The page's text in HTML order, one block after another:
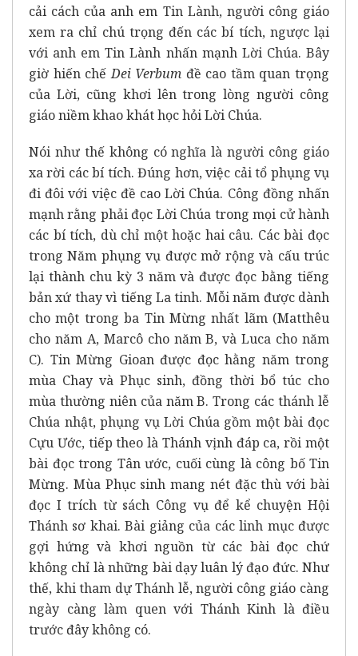
cải cách của anh em Tin Lành, người công giáo
xem ra chỉ chú trọng đến các bí tích, ngược lại
với anh em Tin Lành nhấn mạnh Lời Chúa. Bây
giờ hiến chếDei Verbum đề cao tầm quan trọng
của Lời, cũng khơi lên trong lòng người công
giáo niềm khao khát học hỏi Lời Chúa.
Nói như thế không có nghĩa là người công giáo
xa rời các bí tích. Đúng hơn, việc cải tổ phụng vụ
đi đôi với việc đề cao Lời Chúa. Công đồng nhấn
mạnh rằng phải đọc Lời Chúa trong mọi cử hành
các bí tích, dù chỉ một hoặc hai câu. Các bài đọc
trong Năm phụng vụ được mở rộng và cấu trúc
lại thành chu kỳ 3 năm và được đọc bằng tiếng
bản xứ thay vì tiếng La tinh. Mỗi năm được dành
cho một trong ba Tin Mừng nhất lãm (Matthêu
cho năm A, Marcô cho năm B, và Luca cho năm
C). Tin Mừng Gioan được đọc hằng năm trong
mùa Chay và Phục sinh, đồng thời bổ túc cho
mùa thường niên của năm B. Trong các thánh lễ
Chúa nhật, phụng vụ Lời Chúa gồm một bài đọc
Cựu Ước, tiếp theo là Thánh vịnh đáp ca, rồi một
bài đọc trong Tân ước, cuối cùng là công bố Tin
Mừng. Mùa Phục sinh mang nét đặc thù với bài
đọc I trích từ sách Công vụ để kể chuyện Hội
Thánh sơ khai. Bài giảng của các linh mục được
gợi hứng và khơi nguồn từ các bài đọc chứ
không chỉ là những bài dạy luân lý đạo đức. Như
thế, khi tham dự Thánh lễ, người công giáo càng
ngày càng làm quen với Thánh Kinh là điều
trước đây không có.